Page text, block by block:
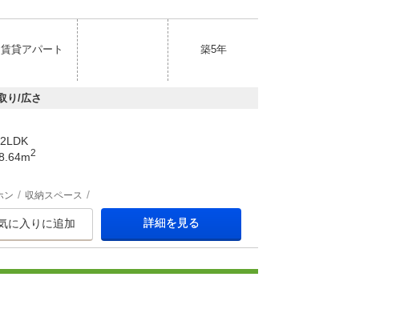
賃貸アパート 築5年
り/広さ
2LDK
2
ン 収納スペース
に入りに追加 詳細を見る